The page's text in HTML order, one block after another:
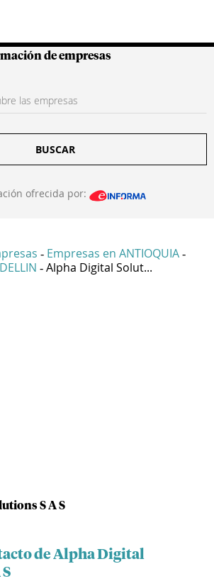
Colombianas
de empresas
BUSCAR
ofrecida por:
- Empresas en ANTIOQUIA -
- Alpha Digital Solut...
S A S
de Alpha Digital